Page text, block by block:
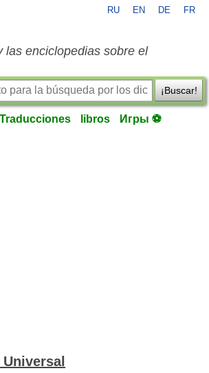
RU EN DE FR
las enciclopedias sobre el
¡Buscar!
Traducciones libros Игры ⚽